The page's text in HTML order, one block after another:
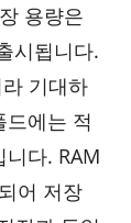
용량은
시됩니다.
기대하
드에는 적
다. RAM
어 저장